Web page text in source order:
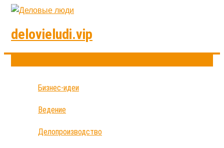
delovieludi.vip
Бизнес-идеи
Ведение
Делопроизводство